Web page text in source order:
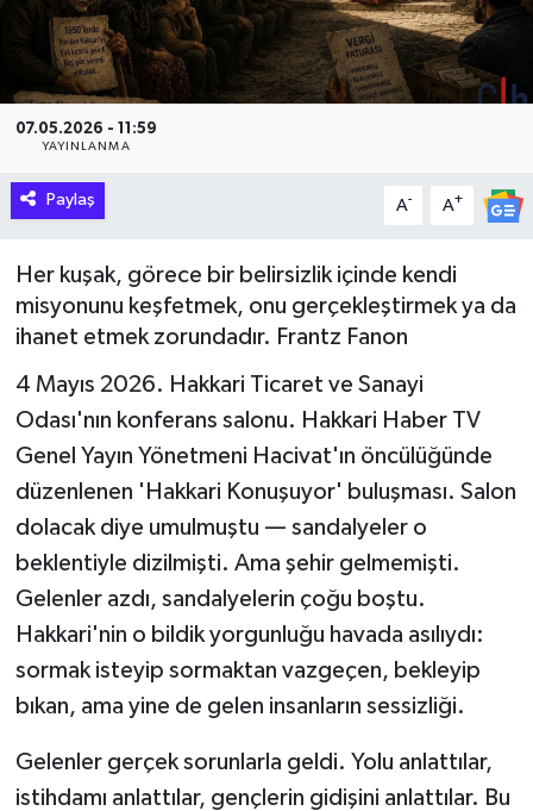
07.05.2026 - 11:59
YAYINLANMA
Paylaş A- A+
Her kuşak, görece bir belirsizlik içinde kendi
misyonunu keşfetmek, onu gerçekleştirmek ya da
ihanet etmek zorundadır. Frantz Fanon
4 Mayıs 2026. Hakkari Ticaret ve Sanayi
Odası'nın konferans salonu. Hakkari Haber TV
Genel Yayın Yönetmeni Hacivat'ın öncülüğünde
düzenlenen 'Hakkari Konuşuyor' buluşması. Salon
dolacak diye umulmuştu — sandalyeler o
beklentiyle dizilmişti. Ama şehir gelmemişti.
Gelenler azdı, sandalyelerin çoğu boştu.
Hakkari'nin o bildik yorgunluğu havada asılıydı:
sormak isteyip sormaktan vazgeçen, bekleyip
bıkan, ama yine de gelen insanların sessizliği.
Gelenler gerçek sorunlarla geldi. Yolu anlattılar,
istihdamı anlattılar, gençlerin gidişini anlattılar. Bu
Hakkari Haber
İLGİNÇ HABERLER
KÜLTÜR SANAT
MAGAZİN
MAKALE
POLİTİKA
REKLAM
SAĞLIK
SİYASET
TARİH
TEKNOLOJİ